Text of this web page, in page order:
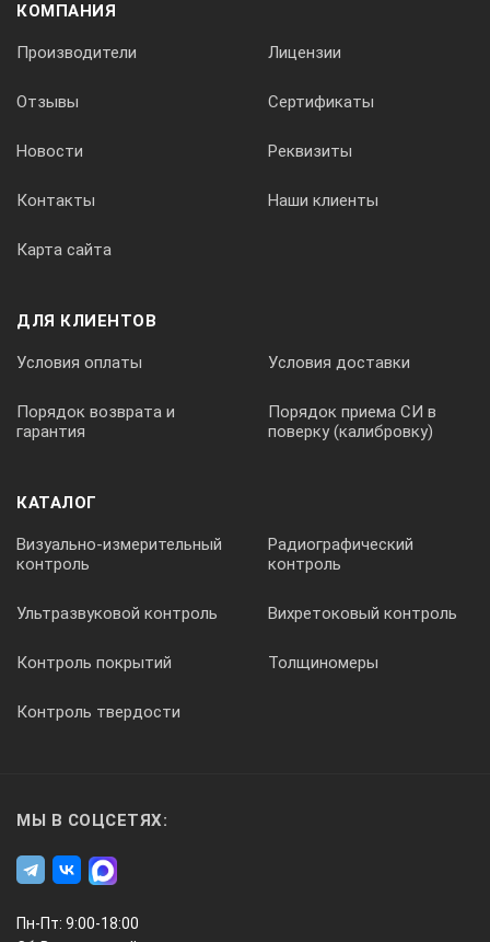
КОМПАНИЯ
Производители Лицензии
Отзывы Сертификаты
Новости Реквизиты
Контакты Наши клиенты
Карта сайта
ДЛЯ КЛИЕНТОВ
Условия оплаты Условия доставки
Порядок возврата и
гарантия
Порядок приема СИ в
поверку (калибровку)
КАТАЛОГ
Визуально-измерительный
контроль
Радиографический
контроль
Ультразвуковой контроль Вихретоковый контроль
Контроль покрытий Толщиномеры
Контроль твердости
МЫ В СОЦСЕТЯХ:
Пн-Пт: 9:00-18:00